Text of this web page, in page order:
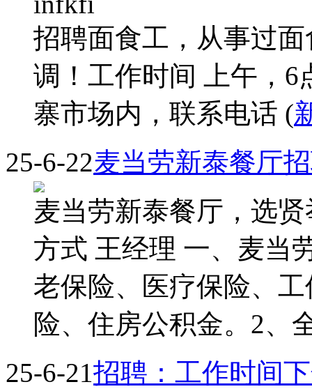
招聘面食工，从事过
调！工作时间 上午，6
寨市场内，联系电话 (
25-6-22麦当劳新泰餐厅
麦当劳新泰餐厅，选
方式 王经理 一、麦当
老保险、医疗保险、
险、住房公积金。2、
25-6-21招聘：工作时间